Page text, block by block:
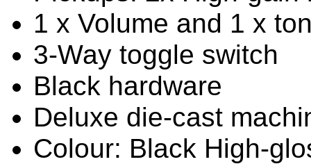
1 x Volume and 1 x
3-Way toggle switch
Black hardware
Deluxe die-cast
Colour: Black High-